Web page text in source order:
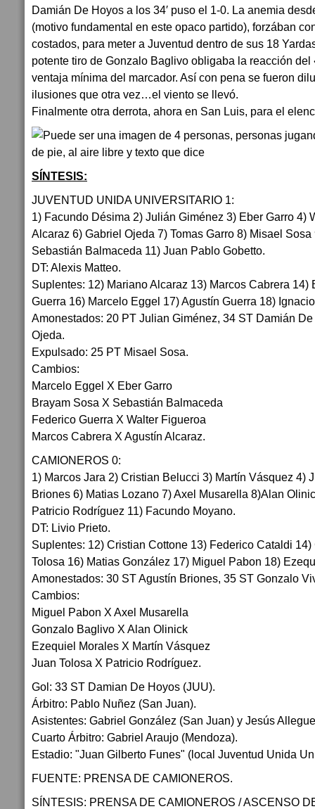
Damián De Hoyos a los 34′ puso el 1-0. La anemia
(motivo fundamental en este opaco partido), forzában
costados, para meter a Juventud dentro de sus 18
potente tiro de Gonzalo Baglivo obligaba la reacción
ventaja mínima del marcador. Así con pena se fueron
ilusiones que otra vez…el viento se llevó.
Finalmente otra derrota, ahora en San Luis, para el
SÍNTESIS:
JUVENTUD UNIDA UNIVERSITARIO 1:
1) Facundo Désima 2) Julián Giménez 3) Eber Garro 4)
Alcaraz 6) Gabriel Ojeda 7) Tomas Garro 8) Misael
Sebastián Balmaceda 11) Juan Pablo Gobetto.
DT: Alexis Matteo.
Suplentes: 12) Mariano Alcaraz 13) Marcos Cabrera 14)
Guerra 16) Marcelo Eggel 17) Agustín Guerra 18)
Amonestados: 20 PT Julian Giménez, 34 ST Damián
Ojeda.
Expulsado: 25 PT Misael Sosa.
Cambios:
Marcelo Eggel X Eber Garro
Brayam Sosa X Sebastián Balmaceda
Federico Guerra X Walter Figueroa
Marcos Cabrera X Agustín Alcaraz.
CAMIONEROS 0:
1) Marcos Jara 2) Cristian Belucci 3) Martín Vásquez 4)
Briones 6) Matias Lozano 7) Axel Musarella 8)Alan
Patricio Rodríguez 11) Facundo Moyano.
DT: Livio Prieto.
Suplentes: 12) Cristian Cottone 13) Federico Cataldi
Tolosa 16) Matias González 17) Miguel Pabon 18)
Amonestados: 30 ST Agustín Briones, 35 ST Gonzalo
Cambios:
Miguel Pabon X Axel Musarella
Gonzalo Baglivo X Alan Olinick
Ezequiel Morales X Martín Vásquez
Juan Tolosa X Patricio Rodríguez.
Gol: 33 ST Damian De Hoyos (JUU).
Árbitro: Pablo Nuñez (San Juan).
Asistentes: Gabriel González (San Juan) y Jesús
Cuarto Árbitro: Gabriel Araujo (Mendoza).
Estadio: "Juan Gilberto Funes" (local Juventud Unida
FUENTE: PRENSA DE CAMIONEROS.
SÍNTESIS: PRENSA DE CAMIONEROS / ASCENSO